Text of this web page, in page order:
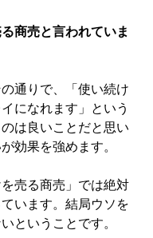
商売と言われていま
通りで、「使い続け
になれます」という
は良いことだと思い
効果を強めます。
売る商売」では絶対
います。結局ウソを
ということです。